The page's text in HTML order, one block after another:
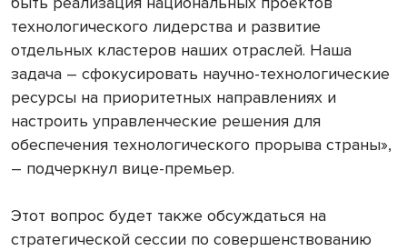
технологического лидерства и развитие
отдельных кластеров наших отраслей. Наша
задача – сфокусировать научно-технологические
ресурсы на приоритетных направлениях и
настроить управленческие решения для
обеспечения технологического прорыва страны»,
– подчеркнул вице-премьер.
Этот вопрос будет также обсуждаться на
стратегической сессии по совершенствованию